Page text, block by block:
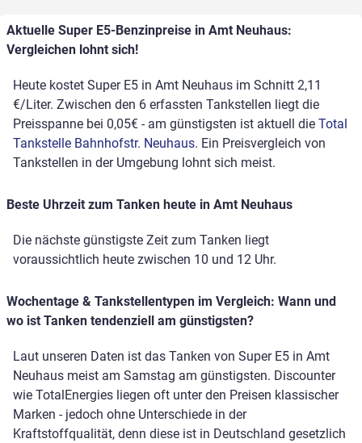
Aktuelle Super E5-Benzinpreise in Amt Neuhaus:
Vergleichen lohnt sich!
Heute kostet Super E5 in Amt Neuhaus im Schnitt 2,11
€/Liter. Zwischen den 6 erfassten Tankstellen liegt die
Preisspanne bei 0,05€ - am günstigsten ist aktuell die Total
Tankstelle Bahnhofstr. Neuhaus. Ein Preisvergleich von
Tankstellen in der Umgebung lohnt sich meist.
Beste Uhrzeit zum Tanken heute in Amt Neuhaus
Die nächste günstigste Zeit zum Tanken liegt
voraussichtlich heute zwischen 10 und 12 Uhr.
Wochentage & Tankstellentypen im Vergleich: Wann und
wo ist Tanken tendenziell am günstigsten?
Laut unseren Daten ist das Tanken von Super E5 in Amt
Neuhaus meist am Samstag am günstigsten. Discounter
wie TotalEnergies liegen oft unter den Preisen klassischer
Marken - jedoch ohne Unterschiede in der
Kraftstoffqualität, denn diese ist in Deutschland gesetzlich